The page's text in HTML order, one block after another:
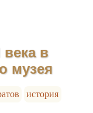
в
музея
история